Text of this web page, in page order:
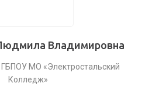
Владимировна
ГБПОУ МО «Электростальский
Колледж»